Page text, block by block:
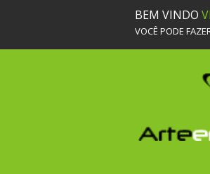
BEM VINDO
VOCÊ PODE